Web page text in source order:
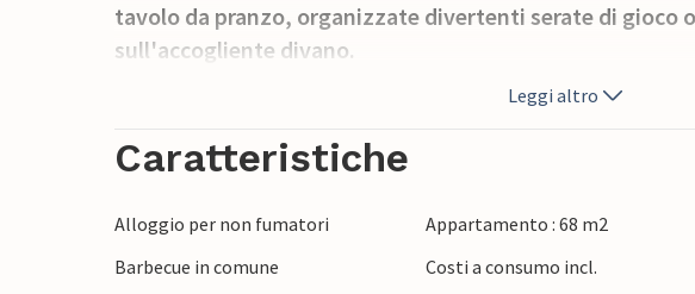
tavolo da pranzo, organizzate divertenti serate di gioco
sull'accogliente divano.
Servite una deliziosa colazione sull'accogliente
mite sole del mattino davanti a un caffè appena fatto.
il centro storico di Pore, ammirate l'imponente Basilica
Leggi altro
Caratteristiche
Alloggio per non fumatori Appartamento : 68 m2
Barbecue in comune
Costi a consumo incl.